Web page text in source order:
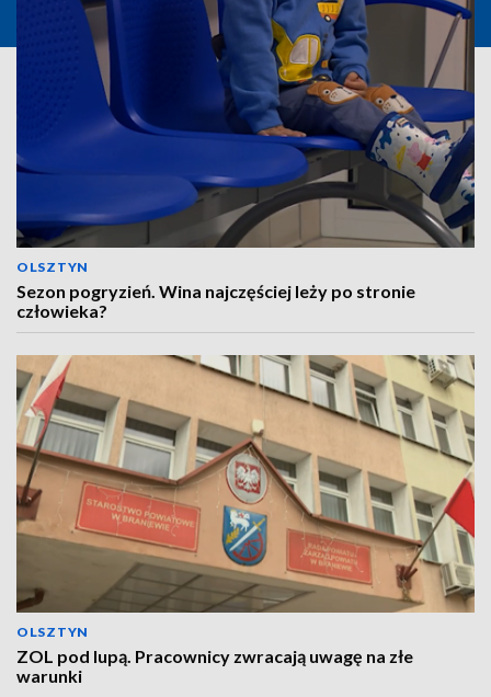
OLSZTYN
Sezon pogryzień. Wina najczęściej leży po stronie
człowieka?
OLSZTYN
ZOL pod lupą. Pracownicy zwracają uwagę na złe
warunki